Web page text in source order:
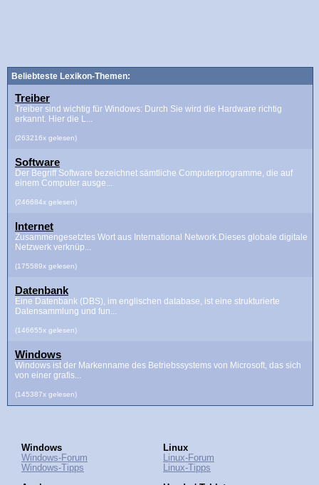
Beliebteste Lexikon-Themen:
Treiber
Treiber sind wichtig für Windows: Durch Sie wird die Hardware richtig
erkannt. Hier die L...
(263216x gelesen)
Software
Der Begriff Software bezeichnet sämtliche Computerprogramme, die auf
einem Computer ausge...
(246684x gelesen)
Internet
Zusammengesetztes Wort aus International Network.Dieses globale digitale
Netzwerk verknüp...
(175589x gelesen)
Datenbank
Eine Datenbank (DBS), im englischen database, ist eine strukturierte
Datensammlung und fun...
(146655x gelesen)
Windows
Windows ist der Markenname des Betriebssystems von Microsoft, das sich
von einer grafis...
(145387x gelesen)
Windows
Windows-Forum
Windows-Tipps
Linux
Linux-Forum
Linux-Tipps